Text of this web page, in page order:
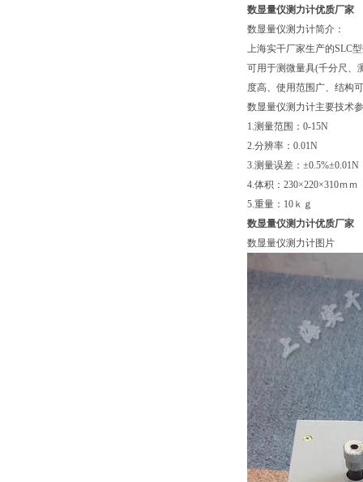
数显量仪测力计优质厂家
数显量仪测力计简介：
上海实干厂家生产的SLC
可用于测微量具(千分尺、
度高、使用范围广、结构
数显量仪测力计主要技术
1.测量范围：0-15N
2.分辨率：0.01N
3.测量误差：±0.5%±0.01N
4.体积：230×220×310ｍｍ
5.重量：10ｋｇ
数显量仪测力计优质厂家
数显量仪测力计图片